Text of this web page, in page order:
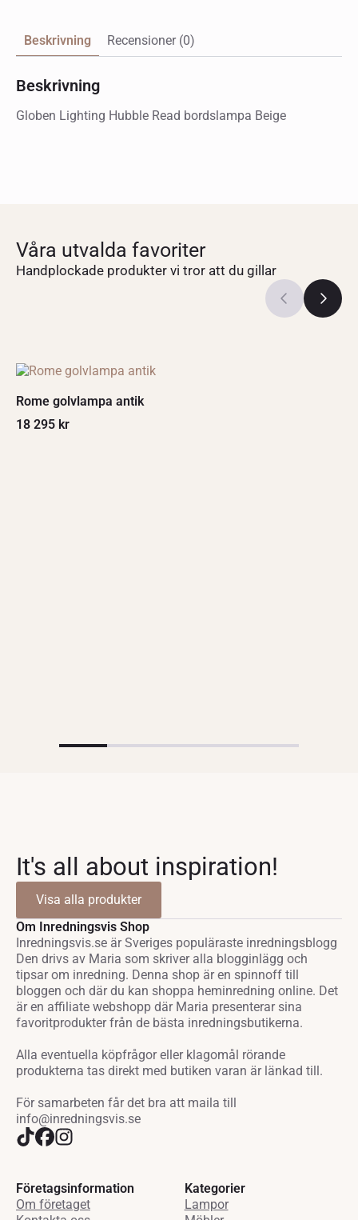
Beskrivning Recensioner (0)
Beskrivning
Globen Lighting Hubble Read bordslampa Beige
Våra utvalda favoriter
Handplockade produkter vi tror att du gillar
Rome golvlampa antik
18 295 kr
It's all about inspiration!
Visa alla produkter
Om Inredningsvis Shop
Inredningsvis.se är Sveriges populäraste inredningsblogg
Den drivs av Maria som skriver alla blogginlägg och
tipsar om inredning. Denna shop är en spinnoff till
bloggen och där du kan shoppa heminredning online. Det
är en affiliate webshopp där Maria presenterar sina
favoritprodukter från de bästa inredningsbutikerna.
Alla eventuella köpfrågor eller klagomål rörande
produkterna tas direkt med butiken varan är länkad till.
För samarbeten får det bra att maila till
info@inredningsvis.se
Företagsinformation
Om företaget
Kategorier
Lampor